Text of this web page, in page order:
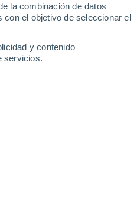
la combinación de datos
el objetivo de seleccionar el
y contenido
servicios.